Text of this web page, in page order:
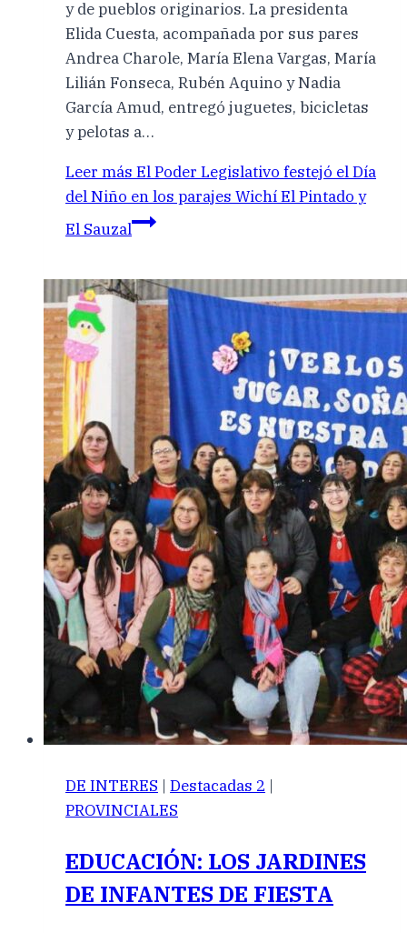
y de pueblos originarios. La presidenta
Elida Cuesta, acompañada por sus pares
Andrea Charole, María Elena Vargas, María
Lilián Fonseca, Rubén Aquino y Nadia
García Amud, entregó juguetes, bicicletas
y pelotas a…
Leer más El Poder Legislativo festejó el Día
del Niño en los parajes Wichí El Pintado y
El Sauzal
DE INTERES | Destacadas 2 |
PROVINCIALES
EDUCACIÓN: LOS JARDINES
DE INFANTES DE FIESTA